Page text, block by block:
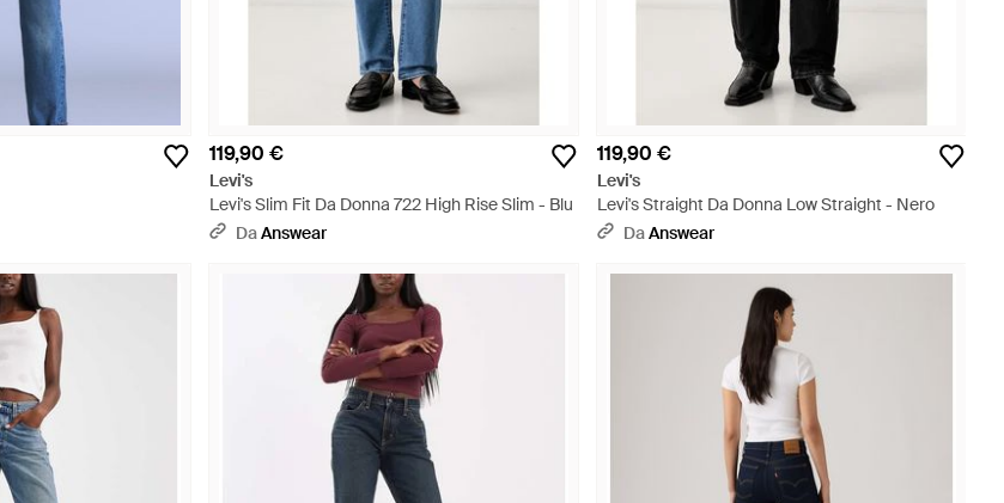
119,90 €
Levi's
Levi's Slim Fit Da Donna 722 High Rise Slim - Blu
DaAnswear
119,90 €
Levi's
Levi's Straight Da Donna Low Straight - Nero
DaAnswear